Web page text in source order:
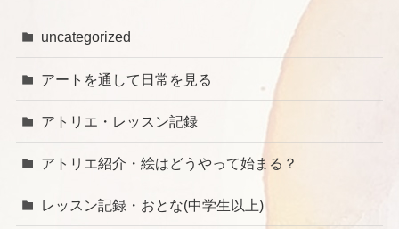
uncategorized
アートを通して日常を見る
アトリエ・レッスン記録
アトリエ紹介・絵はどうやって始まる？
レッスン記録・おとな(中学生以上)